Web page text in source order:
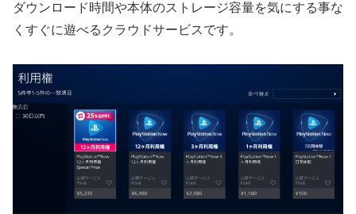
ダウンロード時間や本体のストレージ容量を気にする事な
くすぐに遊べるクラウドサービスです。